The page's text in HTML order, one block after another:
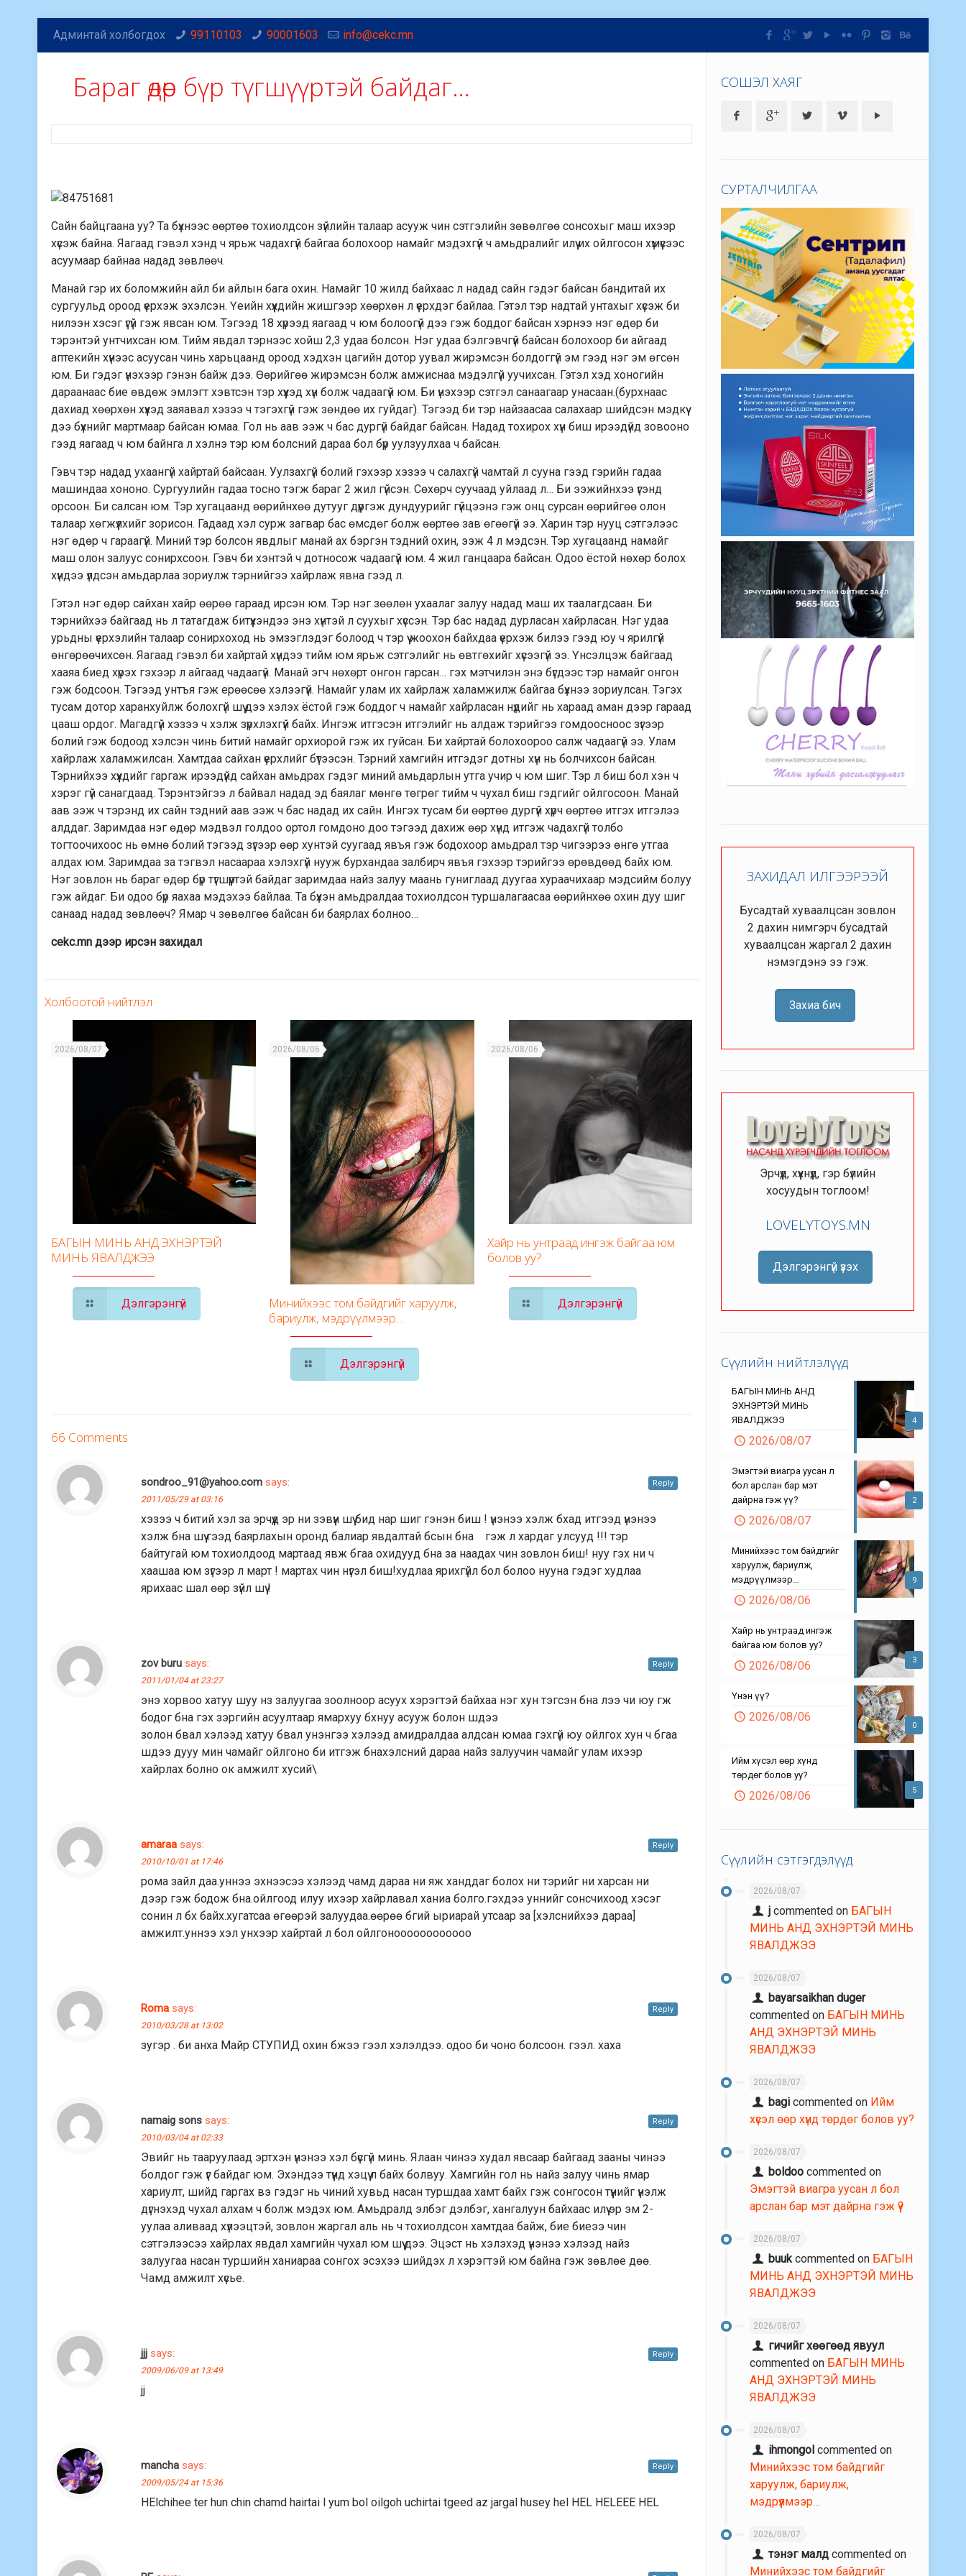
Админтай холбогдох 99110103 90001603 info@cekc.mn
Бараг өдөр бүр түгшүүртэй байдаг…
Сайн байцгаана уу? Та бүхнээс өөртөө тохиолдсон зүйлийн талаар асууж чин сэтгэлийн зөвөлгөө сонсохыг маш ихээр
хүсэж байна. Яагаад гэвэл хэнд ч ярьж чадахгүй байгаа болохоор намайг мэдэхгүй ч амьдралийг илүү их ойлгосон хүмүүсээс
асуумаар байнаа надад зөвлөөч.
Манай гэр их боломжийн айл би айлын бага охин. Намайг 10 жилд байхаас л надад сайн гэдэг байсан бандитай их
сургуульд ороод үерхэж эхэлсэн. Үеийн хүүхдийн жишгээр хөөрхөн л үерхдэг байлаа. Гэтэл тэр надтай унтахыг хүсэж би
нилээн хэсэг үгүй гэж явсан юм. Тэгээд 18 хүрээд яагаад ч юм болоогүй дээ гэж боддог байсан хэрнээ нэг өдөр би
тэрэнтэй унтчихсан юм.Тийм явдал тэрнээс хойш 2,3 удаа болсон. Нэг удаа бэлгэвчгүй байсан болохоор би айгаад
аптекийн хүнээс асуусан чинь харьцаанд ороод хэдхэн цагийн дотор уувал жирэмсэн болдоггүй эм гээд нэг эм өгсөн
юм. Би гэдэг үнэхээр гэнэн байж дээ. Өөрийгөө жирэмсэн болж амжиснаа мэдэлгүй уучихсан. Гэтэл хэд хоногийн
дараанаас бие өвдөж эмлэгт хэвтсэн тэр хүүхэд хүн болж чадаагүй юм. Би үнэхээр сэтгэл санаагаар унасаан.(бурхнаас
дахиад хөөрхөн хүүхэд заяавал хэзээ ч тэгэхгүй гэж зөндөө их гуйдаг). Тэгээд би тэр найзаасаа салахаар шийдсэн мэдкүү
дээ бүхнийг мартмаар байсан юмаа. Гол нь аав ээж ч бас дургүй байдаг байсан. Надад тохирох хүн биш ирээдүйд зовооно
гээд яагаад ч юм байнга л хэлнэ тэр юм болсний дараа бол бүр уулзуулхаа ч байсан.
Гэвч тэр надад ухаангүй хайртай байсаан. Уулзахгүй болий гэхээр хэзээ ч салахгүй чамтай л сууна гээд гэрийн гадаа
машиндаа хононо. Сургуулийн гадаа тосно тэгж бараг 2 жил гүйсэн. Сөхөрч суучаад уйлаад л… Би ээжийнхээ үгэнд
орсоон. Би салсан юм. Тэр хугацаанд өөрийнхөө дутууг дүүргэж дундуурийг гүйцээнэ гэж онц сурсан өөрийгөө олон
талаар хөгжүүлхийг зорисон. Гадаад хэл сурж загвар бас өмсдөг болж өөртөө зав өгөөгүй ээ. Харин тэр нууц сэтгэлээс
нэг өдөр ч гараагүй. Миний тэр болсон явдлыг манай ах бэргэн тэдний охин, ээж 4 л мэдсэн. Тэр хугацаанд намайг
маш олон залуус сонирхсоон. Гэвч би хэнтэй ч дотносож чадаагүй юм. 4 жил ганцаара байсан. Одоо ёстой нөхөр болох
хүндээ үлдсэн амьдарлаа зориулж тэрнийгээ хайрлаж явна гээд л.
Гэтэл нэг өдөр сайхан хайр өөрөө гараад ирсэн юм. Тэр нэг зөөлөн ухаалаг залуу надад маш их таалагдсаан. Би
тэрнийхээ байгаад нь л татагдаж битүүхэндээ энэ хүнтэй л суухыг хүссэн. Тэр бас надад дурласан хайрласан. Нэг удаа
урьдны үерхэлийн талаар сонирхоход нь эмзэглэдэг болоод ч тэр үү жоохон байхдаа үерхэж билээ гээд юу ч ярилгүй
өнгөрөөчихсөн. Яагаад гэвэл би хайртай хүндээ тийм юм ярьж сэтгэлийг нь өвтгөхийг хүсээгүй ээ. Үнсэлцэж байгаад
хааяа биед хүрэх гэхээр л айгаад чадаагүй. Манай эгч нөхөрт онгон гарсан… гэх мэтчилэн энэ бүгдээс тэр намайг онгон
гэж бодсоон. Тэгээд унтъя гэж ерөөсөө хэлээгүй. Намайг улам их хайрлаж халамжилж байгаа бүхнээ зориулсан. Тэгэх
тусам дотор харанхуйлж болохгүй шүү дээ хэлэх ёстой гэж боддог ч намайг хайрласан нүдийг нь хараад аман дээр гараад
цааш ордог. Магадгүй хэзээ ч хэлж зүрхлэхгүй байх. Ингэж итгэсэн итгэлийг нь алдаж тэрийгээ гомдоосноос зүгээр
болий гэж бодоод хэлсэн чинь битий намайг орхиорой гэж их гуйсан. Би хайртай болохоороо салж чадаагүй ээ. Улам
хайрлаж халамжилсан. Хамтдаа сайхан үерхлийг бүтээсэн. Тэрний хамгийн итгэдэг дотны хүн нь болчихсон байсан.
Тэрнийхээ хүүхдийг гаргаж ирээдүйд сайхан амьдрах гэдэг миний амьдарлын утга учир ч юм шиг. Тэр л биш бол хэн ч
хэрэг гүй санагдаад. Тэрэнтэйгээ л байвал надад эд баялаг мөнгө төгрөг тийм ч чухал биш гэдгийг ойлгосоон. Манай
аав ээж ч тэрэнд их сайн тэдний аав ээж ч бас надад их сайн. Ингэх тусам би өөртөө дургүй хүрч өөртөө итгэх итгэлээ
алддаг. Заримдаа нэг өдөр мэдвэл голдоо ортол гомдоно доо тэгээд дахиж өөр хүнд итгэж чадахгүй толбо
тогтоочихоос нь өмнө болий тэгээд зүгээр өөр хунтэй суугаад явъя гэж бодохоор амьдрал тэр чигээрээ өнгө утгаа
алдах юм. Заримдаа за тэгвэл насаараа хэлэхгүй нууж бурхандаа залбирч явъя гэхээр тэрийгээ өрөвдөөд байх юм.
Нэг зовлон нь бараг өдөр бүр түгшүүртэй байдаг заримдаа найз залуу маань гуниглаад дуугаа хураачихаар мэдсийм болуу
гэж айдаг. Би одоо бүр яахаа мэдэхээ байлаа. Та бүхэн амьдралдаа тохиолдсон туршалагаасаа өөрийнхөө охин дуу шиг
санаад надад зөвлөөч? Ямар ч зөвөлгөө байсан би баярлах болноо…
cekc.mn дээр ирсэн захидал
Холбоотой нийтлэл
2026/08/07
БАГЫН МИНЬ АНД ЭХНЭРТЭЙ
МИНЬ ЯВАЛДЖЭЭ
Дэлгэрэнгүй
2026/08/06
Минийхээс том байдгийг харуулж,
бариулж, мэдрүүлмээр…
Дэлгэрэнгүй
2026/08/06
Хайр нь унтраад ингэж байгаа юм
болов уу?
Дэлгэрэнгүй
66 Comments
sondroo_91@yahoo.com says:
2011/05/29 at 03:16
хэзээ ч битий хэл за эрчүүд эр ни зэвүүн шүү бид нар шиг гэнэн биш ! үнэнээ хэлж бхад итгээд үнэнээ
хэлж бна шүү гээд баярлахын оронд балиар явдалтай бсын бна гэж л хардаг улсууд !!! тэр
байтугай юм тохиолдоод мартаад явж бгаа охидууд бна за наадах чин зовлон биш! нуу гэх ни ч
хаашаа юм зүгээр л март ! мартах чин нүгэл биш!худлаа ярихгүйл бол болоо нууна гэдэг худлаа
ярихаас шал өөр зүйл шүү !
Reply
zov buru says:
2011/01/04 at 23:27
энэ хорвоо хатуу шуу нз залуугаа зоолноор асуух хэрэгтэй байхаа нэг хун тэгсэн бна лээ чи юу гж
бодог бна гэх зэргийн асуултаар ямархуу бхнуу асууж болон шдээ
золон бвал хэлээд хатуу бвал унэнгээ хэлээд амидралдаа алдсан юмаа гэхгүй юу ойлгох хун ч бгаа
шдээ дууу мин чамайг ойлгоно би итгэж бнахэлсний дараа найз залуучин чамайг улам ихээр
хайрлах болно ок амжилт хусий\
Reply
amaraa says:
2010/10/01 at 17:46
рома зайл даа.уннээ эхнээсээ хэлээд чамд дараа ни яж ханддаг болох ни тэрийг ни харсан ни
дээр гэж бодож бна.ойлгоод илуу ихээр хайрлавал ханиа болго.гэхдээ уннийг сонсчихоод хэсэг
сонин л бх байх.хугатсаа өгөөрэй залуудаа.өөрөө бгий ыриарай утсаар за [хэлснийхээ дараа]
амжилт.уннээ хэл унхээр хайртай л бол ойлгоноооооооооооо
Reply
Roma says:
2010/03/28 at 13:02
зугэр . би анха Майр СТУПИД охин бжээ гээл хэлэлдээ. одоо би чоно болсоон. гээл. xаxа
Reply
namaig sons says:
2010/03/04 at 02:33
Эвийг нь тааруулаад эртхэн үнэнээ хэл бүсгүй минь. Ялаан чинээ худал явсаар байгаад зааны чинээ
болдог гэж үг байдаг юм. Эхэндээ түүнд хэцүү л байх болвуу. Хамгийн гол нь найз залуу чинь ямар
хариулт, шийд гаргах вэ гэдэг нь чиний хувьд насан туршдаа хамт байх гэж сонгосон түүнийг үнэлж
дүгнэхэд чухал алхам ч болж мэдэх юм. Амьдралд элбэг дэлбэг, хангалуун байхаас илүү эр эм 2-
уулаа аливаад хүлээцтэй, зовлон жаргал аль нь ч тохиолдсон хамтдаа байж, бие биеээ чин
сэтгэлээсээ хайрлах явдал хамгийн чухал юм шүү дээ. Эцэст нь хэлэхэд үнэнээ хэлээд найз
залуугаа насан туршийн ханиараа сонгох эсэхээ шийдэх л хэрэгтэй юм байна гэж зөвлөе дөө.
Чамд амжилт хүсье.
Reply
jjj says:
2009/06/09 at 13:49
jj
Reply
mancha says:
2009/05/24 at 15:36
HElchihee ter hun chin chamd hairtai l yum bol oilgoh uchirtai tgeed az jargal husey hel HEL HELEEE HEL
Reply
СОШЭЛ ХАЯГ
СУРТАЛЧИЛГАА
ЗАХИДАЛ ИЛГЭЭРЭЭЙ
Бусадтай хуваалцсан зовлон
2 дахин нимгэрч бусадтай
хуваалцсан жаргал 2 дахин
нэмэгдэнэ ээ гэж.
Захиа бич
Эрчүүд, хүүхнүүд, гэр бүлийн
хосуудын тоглоом!
LOVELYTOYS.MN
Дэлгэрэнгүй үзэх
Сүүлийн нийтлэлүүд
4
БАГЫН МИНЬ АНД
ЭХНЭРТЭЙ МИНЬ
ЯВАЛДЖЭЭ
2026/08/07
2
Эмэгтэй виагра уусан л
бол арслан бар мэт
дайрна гэж үү?
2026/08/07
9
Минийхээс том байдгийг
харуулж, бариулж,
мэдрүүлмээр…
2026/08/06
3
Хайр нь унтраад ингэж
байгаа юм болов уу?
2026/08/06
0
Үнэн үү?
2026/08/06
5
Ийм хүсэл өөр хүнд
төрдөг болов уу?
2026/08/06
Сүүлийн сэтгэгдэлүүд
2026/08/07
j commented on БАГЫН
МИНЬ АНД ЭХНЭРТЭЙ МИНЬ
ЯВАЛДЖЭЭ
2026/08/07
bayarsaikhan duger
commented on БАГЫН МИНЬ
АНД ЭХНЭРТЭЙ МИНЬ
ЯВАЛДЖЭЭ
2026/08/07
bagi commented on Ийм
хүсэл өөр хүнд төрдөг болов уу?
2026/08/07
boldoo commented on
Эмэгтэй виагра уусан л бол
арслан бар мэт дайрна гэж үү?
2026/08/07
buukcommented on БАГЫН
МИНЬ АНД ЭХНЭРТЭЙ МИНЬ
ЯВАЛДЖЭЭ
2026/08/07
гичийг хөөгөөд явуул
commented on БАГЫН МИНЬ
АНД ЭХНЭРТЭЙ МИНЬ
ЯВАЛДЖЭЭ
2026/08/07
ihmongol commented on
Минийхээс том байдгийг
харуулж, бариулж,
мэдрүүлмээр…
2026/08/07
тэнэг малд commented on
Минийхээс том байдгийг